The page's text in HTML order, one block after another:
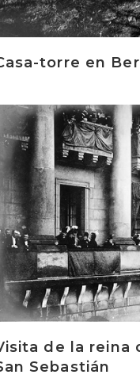
torre en
de la reina
Sebastián